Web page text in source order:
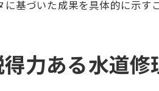
基づいた成果を具体的に示す
力ある水道修